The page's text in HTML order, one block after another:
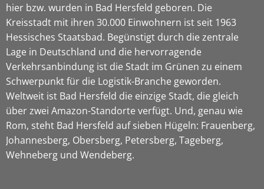
hier bzw. wurden in Bad Hersfeld geboren. Die
Kreisstadt mit ihren 30.000 Einwohnern ist seit 1963
Hessisches Staatsbad. Begünstigt durch die zentrale
Lage in Deutschland und die hervorragende
Verkehrsanbindung ist die Stadt im Grünen zu einem
Schwerpunkt für die Logistik-Branche geworden.
Weltweit ist Bad Hersfeld die einzige Stadt, die gleich
über zwei Amazon-Standorte verfügt. Und, genau wie
Rom, steht Bad Hersfeld auf sieben Hügeln: Frauenberg,
Johannesberg, Obersberg, Petersberg, Tageberg,
Wehneberg und Wendeberg.